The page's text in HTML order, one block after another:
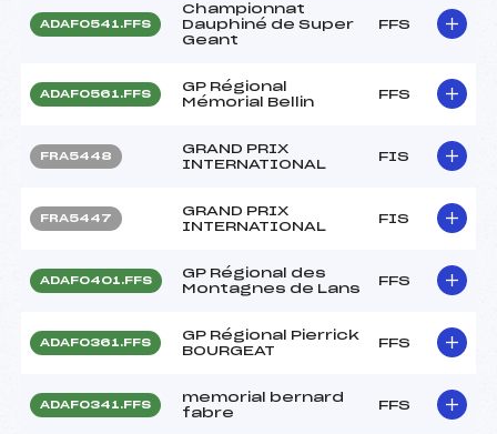
ADAF0541.FFS
Championnat
Dauphiné de Super
Geant
FFS
ADAF0561.FFS
GP Régional
Mémorial Bellin
FFS
FRA5448
GRAND PRIX
INTERNATIONAL
FIS
FRA5447
GRAND PRIX
INTERNATIONAL
FIS
ADAF0401.FFS
GP Régional des
Montagnes de Lans
FFS
ADAF0361.FFS
GP Régional Pierrick
BOURGEAT
FFS
ADAF0341.FFS
memorial bernard
fabre
FFS